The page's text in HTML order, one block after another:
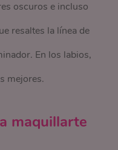
oscuros e incluso
resaltes la línea de
En los labios,
mejores.
maquillarte